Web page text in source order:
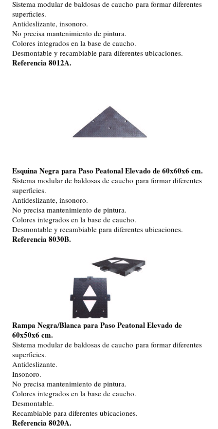
Sistema modular de baldosas de caucho para formar diferentes
superficies.
Antideslizante, insonoro.
No precisa mantenimiento de pintura.
Colores integrados en la base de caucho.
Desmontable y recambiable para diferentes ubicaciones.
Referencia 8012A.
Esquina Negra para Paso Peatonal Elevado de 60x60x6 cm.
Sistema modular de baldosas de caucho para formar diferentes
superficies.
Antideslizante, insonoro.
No precisa mantenimiento de pintura.
Colores integrados en la base de caucho.
Desmontable y recambiable para diferentes ubicaciones.
Referencia 8030B.
Rampa Negra/Blanca para Paso Peatonal Elevado de
60x50x6 cm.
Sistema modular de baldosas de caucho para formar diferentes
superficies.
Antideslizante.
Insonoro.
No precisa mantenimiento de pintura.
Colores integrados en la base de caucho.
Desmontable.
Recambiable para diferentes ubicaciones.
Referencia 8020A.